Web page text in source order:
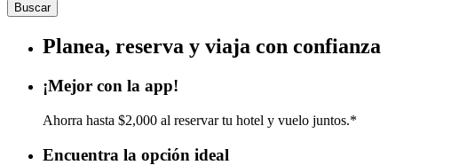
Buscar
Planea, reserva y viaja con confianza
¡Mejor con la app!
Ahorra hasta $2,000 al reservar tu hotel y vuelo juntos.*
Encuentra la opción ideal